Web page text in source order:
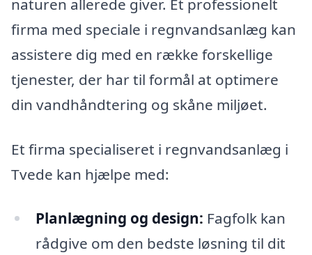
naturen allerede giver. Et professionelt
firma med speciale i regnvandsanlæg kan
assistere dig med en række forskellige
tjenester, der har til formål at optimere
din vandhåndtering og skåne miljøet.
Et firma specialiseret i regnvandsanlæg i
Tvede kan hjælpe med:
Planlægning og design: Fagfolk kan
rådgive om den bedste løsning til dit